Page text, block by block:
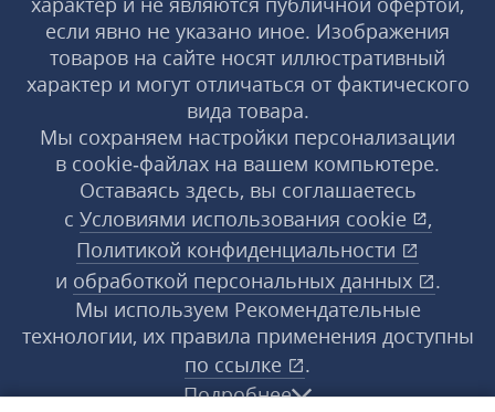
если явно не указано иное. Изображения
товаров на сайте носят иллюстративный
характер и могут отличаться от фактического
вида товара.
Мы сохраняем настройки персонализации
в cookie‑файлах на вашем компьютере.
Оставаясь здесь, вы соглашаетесь
с Условиями использования cookie
,
Политикой конфиденциальности
и обработкой персональных данных
.
Мы используем Рекомендательные
технологии, их правила применения доступны
по ссылке
.
Подробнее